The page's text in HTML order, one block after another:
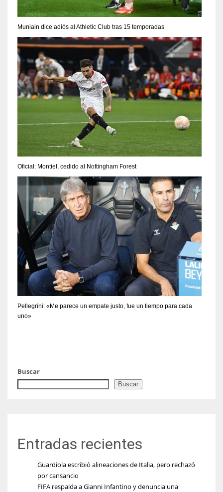
Muniain dice adiós al Athletic Club tras 15 temporadas
Oficial: Montiel, cedido al Nottingham Forest
Pellegrini: «Me parece un empate justo, fue un tiempo para cada
uno»
Buscar
Buscar
Entradas recientes
Guardiola escribió alineaciones de Italia, pero rechazó
por cansancio
FIFA respalda a Gianni Infantino y denuncia una